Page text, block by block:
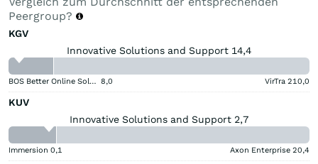
Peergroup?
KGV
Innovative Solutions and Support 14,4
BOS Better Online Solutions 8,0 VirTra 210,0
KUV
Innovative Solutions and Support 2,7
Immersion 0,1 Axon Enterprise 20,4